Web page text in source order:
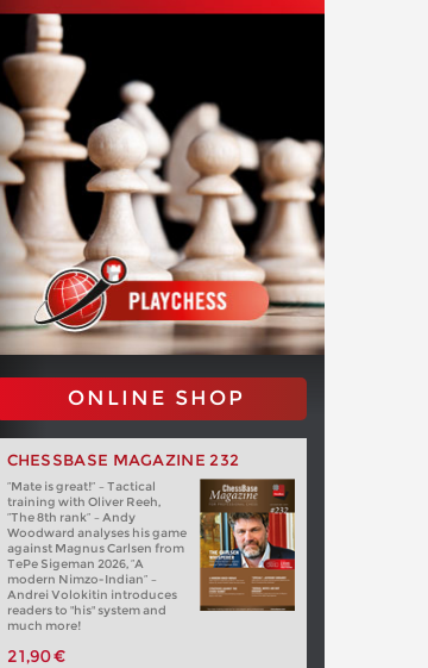
ONLINE SHOP
CHESSBASE MAGAZINE 232
“Mate is great!” – Tactical
training with Oliver Reeh,
“The 8th rank” – Andy
Woodward analyses his game
against Magnus Carlsen from
TePe Sigeman 2026, “A
modern Nimzo-Indian” –
Andrei Volokitin introduces
readers to "his" system and
much more!
21,90 €